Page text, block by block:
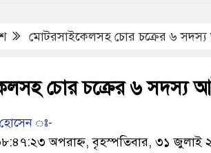
মোটরসাইকেলসহ চোর চক্রের ৬
চোর চক্রের ৬ সদস্য
ঃ-
অপরাহ্ন, বৃহস্পতিবার, ৩১ জুলাই